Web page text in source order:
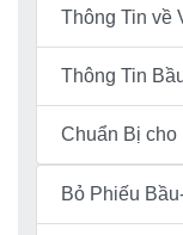
Thông Tin về
Thông Tin
Chuẩn Bị
Bỏ Phiếu